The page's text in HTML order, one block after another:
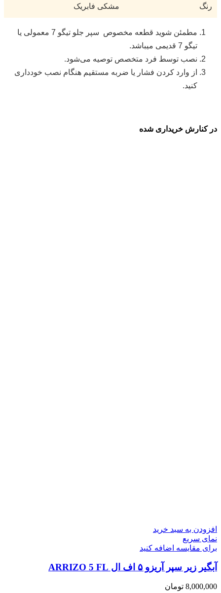
رنگ مشکی فابریک
مطمئن شوید قطعه مخصوص سپر جلو تیگو 7 معمولی یا
تیگو 7 قدیمی میباشد.
نصب توسط فرد متخصص توصیه می‌شود.
از وارد کردن فشار یا ضربه مستقیم هنگام نصب خودداری
کنید.
در کنارش خریداری شده
افزودن به سبد خرید
نمای سریع
برای مقایسه اضافه کنید
آبگیر زیر سپر آریزو ۵ اف ال ARRIZO 5 FL
8,000,000 تومان